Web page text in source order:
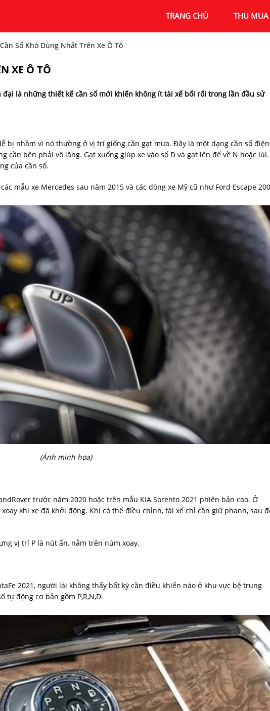
TRANG CHỦ THU MUA
Cần Số Khó Dùng Nhất Trên Xe Ô Tô
XE Ô TÔ
là những thiết kế cần số mới khiến không ít tài xế bối rối trong lần đầu sử
bị nhầm vì nó thường ở vị trí giống cần gạt mưa. Đây là một dạng cần số điện
cần bên phải vô lăng. Gạt xuống giúp xe vào số D và gạt lên để về N hoặc lùi.
của cần số.
mẫu xe Mercedes sau năm 2015 và các dòng xe Mỹ cũ như Ford Escape
(Ảnh minh họa)
trước năm 2020 hoặc trên mẫu KIA Sorento 2021 phiên bản cao. Ở
khi xe đã khởi động. Khi có thể điều chỉnh, tài xế chỉ cần giữ phanh, sau
vị trí P là nút ấn, nằm trên núm xoay.
2021, người lái không thấy bất kỳ cần điều khiển nào ở khu vực bệ trung
tự động cơ bản gồm P,R,N,D.